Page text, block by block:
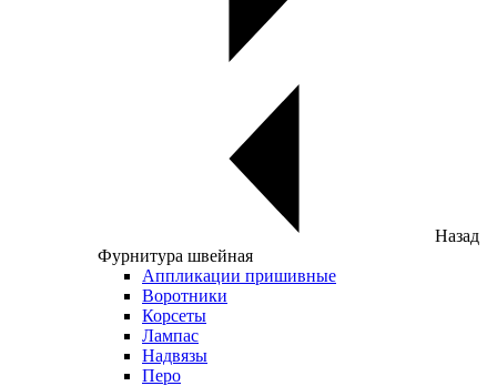
Назад
Фурнитура швейная
Аппликации пришивные
Воротники
Корсеты
Лампас
Надвязы
Перо